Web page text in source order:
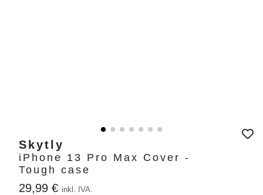
Skytly
iPhone 13 Pro Max Cover -
Tough case
29,99 € inkl. IVA.